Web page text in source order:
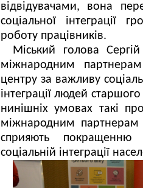
відвідувачами, вона
соціальної інтеграції
роботу працівників.
Міський голова
міжнародним
центру за важливу
інтеграції людей
нинішніх умовах такі
міжнародним партнерам
сприяють покращенню
соціальній інтеграції